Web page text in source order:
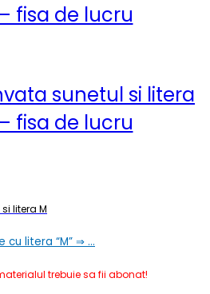
– fisa de lucru
sunetul si litera
– fisa de lucru
litera M
cu litera “M” ⇒ …
trebuie sa fii abonat!